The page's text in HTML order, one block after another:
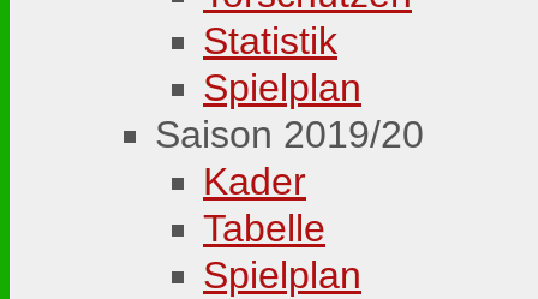
Statistik
Spielplan
Saison 2019/20
Kader
Tabelle
Spielplan